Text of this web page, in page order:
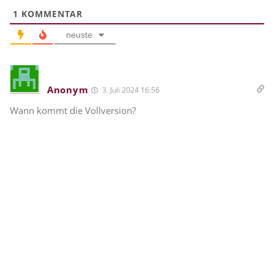
1 KOMMENTAR
neuste
Anonym 3. Juli 2024 16:56
Wann kommt die Vollversion?